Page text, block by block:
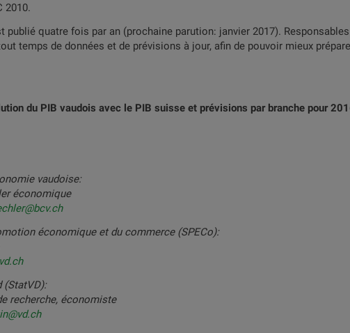
2010.
publié quatre fois par an (prochaine parution: janvier 2017).
temps de données et de prévisions à jour, afin de pouvoir mieux
du PIB vaudois avec le PIB suisse et prévisions par branche pour
vaudoise:
économique
économique et du commerce (SPECo):
(StatVD):
recherche, économiste